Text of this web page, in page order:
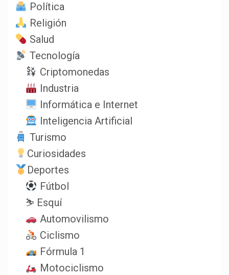
Política
Religión
Salud
Tecnología
Criptomonedas
Industria
Informática e Internet
Inteligencia Artificial
Turismo
Curiosidades
Deportes
Fútbol
⛷️ Esquí
Automovilismo
Ciclismo
Fórmula 1
Motociclismo